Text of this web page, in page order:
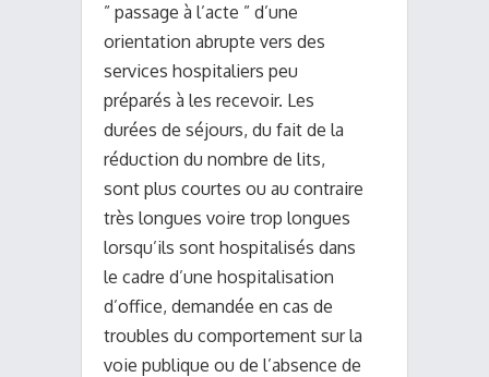
” passage à l’acte ” d’une
orientation abrupte vers des
services hospitaliers peu
préparés à les recevoir. Les
durées de séjours, du fait de la
réduction du nombre de lits,
sont plus courtes ou au contraire
très longues voire trop longues
lorsqu’ils sont hospitalisés dans
le cadre d’une hospitalisation
d’office, demandée en cas de
troubles du comportement sur la
voie publique ou de l’absence de